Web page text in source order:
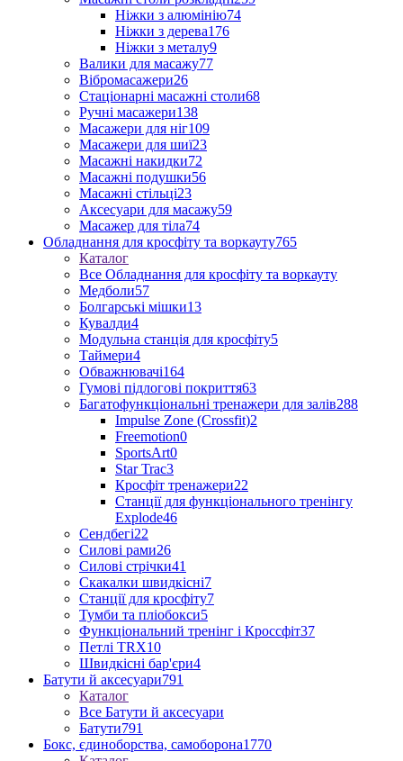
Ніжки з алюмінію74
Ніжки з дерева176
Ніжки з металу9
Валики для масажу77
Вібромасажери26
Стаціонарні масажні столи68
Ручні масажери138
Масажери для ніг109
Масажери для шиї23
Масажні накидки72
Масажні подушки56
Масажні стільці23
Аксесуари для масажу59
Масажер для тіла74
Обладнання для кросфіту та воркауту765
Каталог
Все Обладнання для кросфіту та воркауту
Медболи57
Болгарські мішки13
Кувалди4
Модульна станція для кросфіту5
Таймери4
Обважнювачі164
Гумові підлогові покриття63
Багатофункціональні тренажери для залів288
Impulse Zone (Crossfit)2
Freemotion0
SportsArt0
Star Trac3
Кросфіт тренажери22
Станції для функціонального тренінгу
Explode46
Сендбегі22
Силові рами26
Силові стрічки41
Скакалки швидкісні7
Станції для кросфіту7
Тумби та пліобокси5
Функціональний тренінг і Кроссфіт37
Петлі TRX10
Швидкісні бар'єри4
Батути й аксесуари791
Каталог
Все Батути й аксесуари
Батути791
Бокс, єдиноборства, самоборона1770